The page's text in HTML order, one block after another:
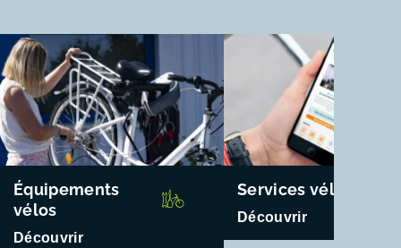
Équipements
vélos
Découvrir
Services vélos
Découvrir